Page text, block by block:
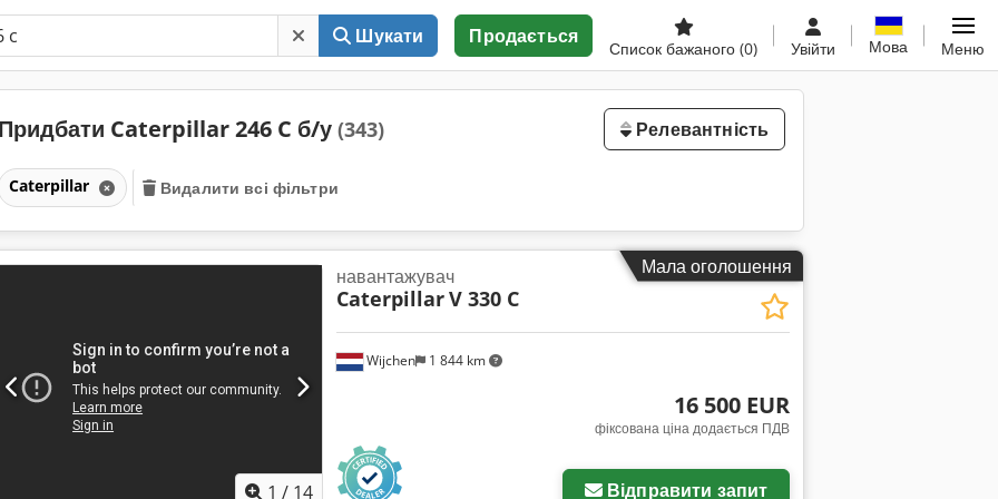
Шукати Продається
Список бажаного (0) Увійти Мова Меню
Придбати Caterpillar 246 C б/у (343) Релевантність
Caterpillar Видалити всі фільтри
Мала оголошення
1 / 14
Wijchen 1 844 km
навантажувач
CaterpillarV 330 C
16 500 EUR
фіксована ціна додається ПДВ
Відправити запит